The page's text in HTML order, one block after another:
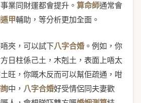
業同財運都會提升。 算命師通常會
甲輔助，等分析更加全面。
夾，可以試下八字合婚。例如，你
日柱係己土，木剋土，表面上唔太
旺，你嘅木反而可以幫佢疏通，咁
中， 八字合婚好受情侶同夫妻歡